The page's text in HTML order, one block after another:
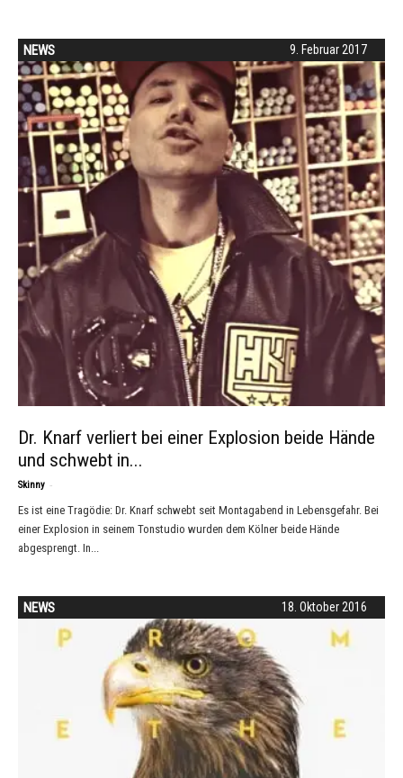
9. Februar 2017
NEWS
Dr. Knarf verliert bei einer Explosion beide Hände
und schwebt in...
Skinny -
Es ist eine Tragödie: Dr. Knarf schwebt seit Montagabend in Lebensgefahr. Bei
einer Explosion in seinem Tonstudio wurden dem Kölner beide Hände
abgesprengt. In...
18. Oktober 2016
NEWS